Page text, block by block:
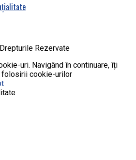
Rezervate
uri. Navigând în continuare, îți
folosirii cookie-urilor